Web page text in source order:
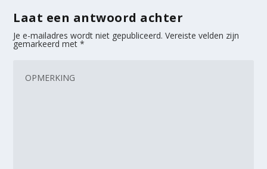
Laat een antwoord achter
Je e-mailadres wordt niet gepubliceerd. Vereiste velden zijn
gemarkeerd met*